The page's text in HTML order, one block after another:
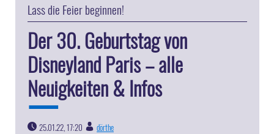
Lass die Feier beginnen!
Der 30. Geburtstag von
Disneyland Paris – alle
Neuigkeiten & Infos
25.01.22, 17:20
dörthe